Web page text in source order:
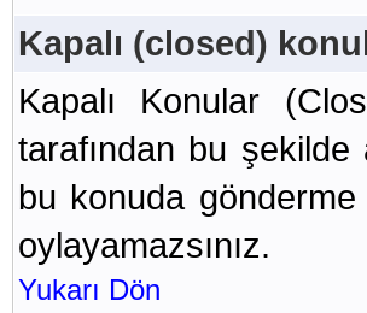
Kapalı (closed)
Kapalı Konular
tarafından bu şekilde
bu konuda
oylayamazsınız.
Yukarı Dön